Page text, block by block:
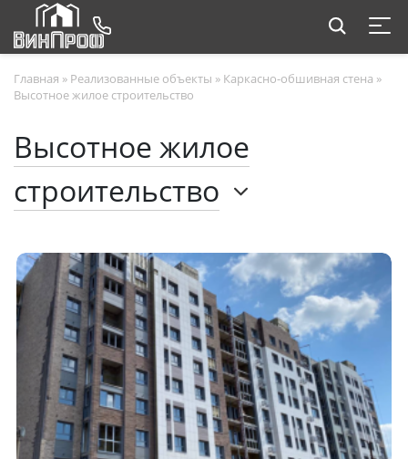
Главная » Реализованные объекты » Каркасно-обшивная стена »
Высотное жилое строительство
Высотное жилое
строительство